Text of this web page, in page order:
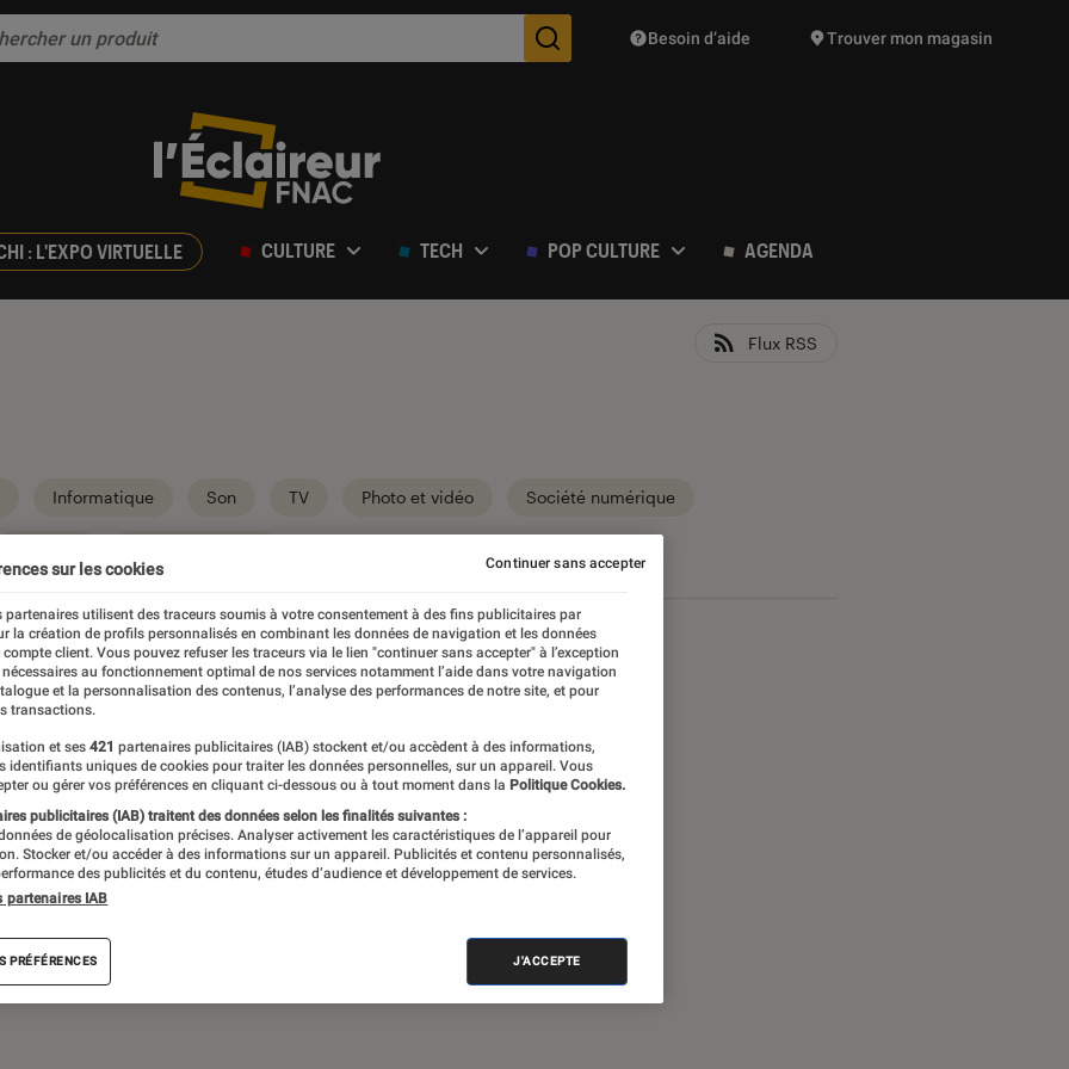
Des suggestions de produits vont vous être proposées
Besoin d’aide Trouver mon magasin
: L'EXPO VIRTUELLE CULTURE TECH POP CULTURE AGENDA
Flux RSS
Informatique Son TV Photo et vidéo Société numérique
audio, objets connectés… l’Éclaireur
l’actualité Tech décryptée, de nombreux
des tests de produits, réalisés par le
sur les cookies
partenaires utilisent des traceurs soumis à votre consentement à des fins publicitaires par
la création de profils personnalisés en combinant les données de navigation et les données
compte client. Vous pouvez refuser les traceurs via le lien "continuer sans accepter" à l’exception
au fonctionnement optimal de nos services notamment l’aide dans votre navigation
et la personnalisation des contenus, l’analyse des performances de notre site, et pour
transactions.
et ses 421 partenaires publicitaires (IAB) stockent et/ou accèdent à des informations,
identifiants uniques de cookies pour traiter les données personnelles, sur un appareil. Vous
ou gérer vos préférences en cliquant ci-dessous ou à tout moment dans la Politique Cookies.
publicitaires (IAB) traitent des données selon les finalités suivantes :
de géolocalisation précises. Analyser activement les caractéristiques de l’appareil pour
Stocker et/ou accéder à des informations sur un appareil. Publicités et contenu personnalisés,
des publicités et du contenu, études d’audience et développement de services.
partenaires IAB
PRÉFÉRENCES J'ACCEPTE
Continuer sans accepter